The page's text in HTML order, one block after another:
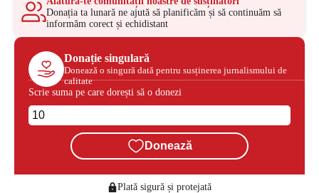
Donația ta lunară ne ajută să planificăm și să continuăm să
informăm corect și echidistant
Donație singulară
Donează o singură dată pentru susținerea jurnalismului de
calitate
Scrie suma pe care dorești să o donezi
Donează
Plată sigură și protejată